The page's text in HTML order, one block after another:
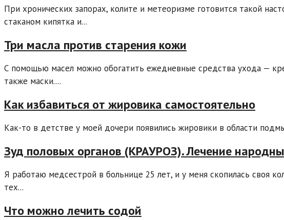
При хронических запорах, колите и метеоризме готовится такой
стаканом кипятка и...
Три масла против старения кожи
С помощью масел можно обогатить ежедневные средства ухода —
также маски....
Как избавиться от жировика самостоятельно
Как-то в детстве у моей дочери появились жировики в области
Зуд половых органов (КРАУРОЗ). Лечение
Я работаю медсестрой в больнице 25 лет, и у меня скопилась своя
тех...
Что можно лечить содой